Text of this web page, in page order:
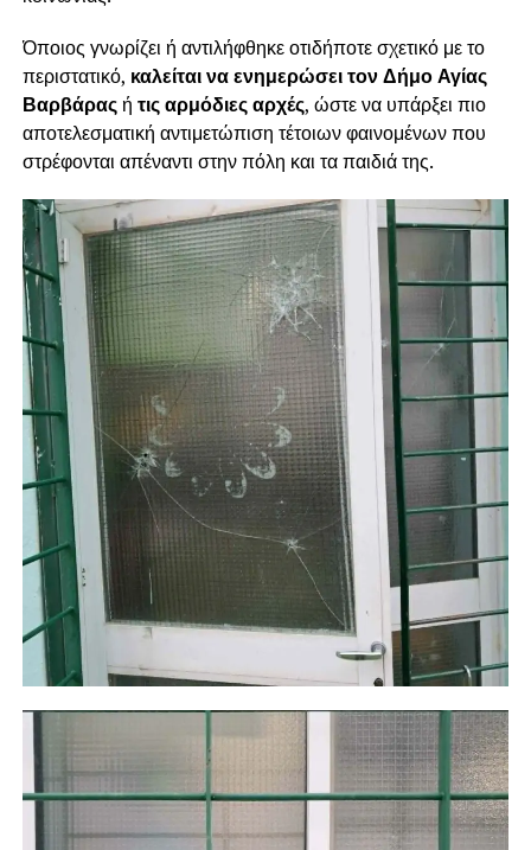
Όποιος γνωρίζει ή αντιλήφθηκε οτιδήποτε σχετικό με το
περιστατικό, καλείται να ενημερώσει τον Δήμο Αγίας
Βαρβάραςή τις αρμόδιες αρχές, ώστε να υπάρξει πιο
αποτελεσματική αντιμετώπιση τέτοιων φαινομένων που
στρέφονται απέναντι στην πόλη και τα παιδιά της.